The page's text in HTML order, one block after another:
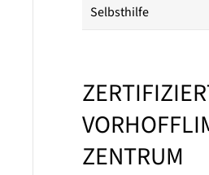
Selbsthilfe
ZENTRUM